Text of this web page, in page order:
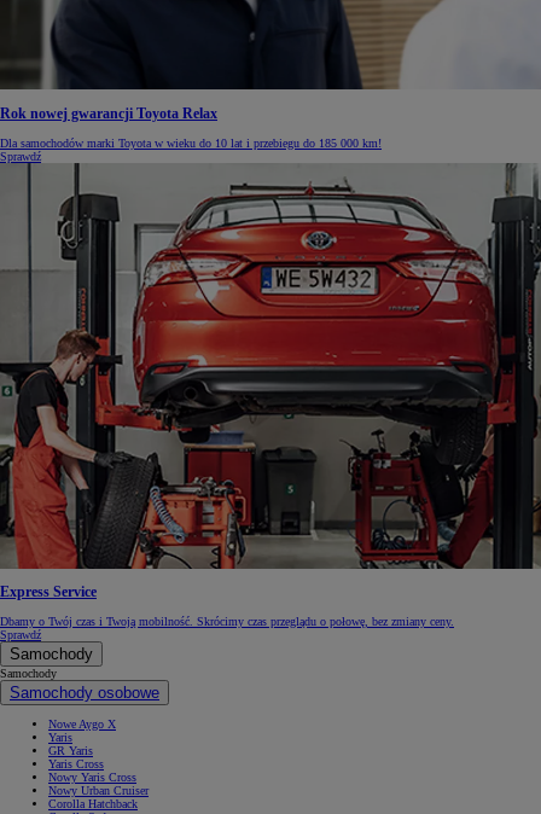
Rok nowej gwarancji Toyota Relax
Dla samochodów marki Toyota w wieku do 10 lat i przebiegu do 185 000 km!
Sprawdź
Express Service
Dbamy o Twój czas i Twoją mobilność. Skrócimy czas przeglądu o połowę, bez zmiany ceny.
Sprawdź
Samochody
Samochody
Samochody osobowe
Nowe Aygo X
Yaris
GR Yaris
Yaris Cross
Nowy Yaris Cross
Nowy Urban Cruiser
Corolla Hatchback